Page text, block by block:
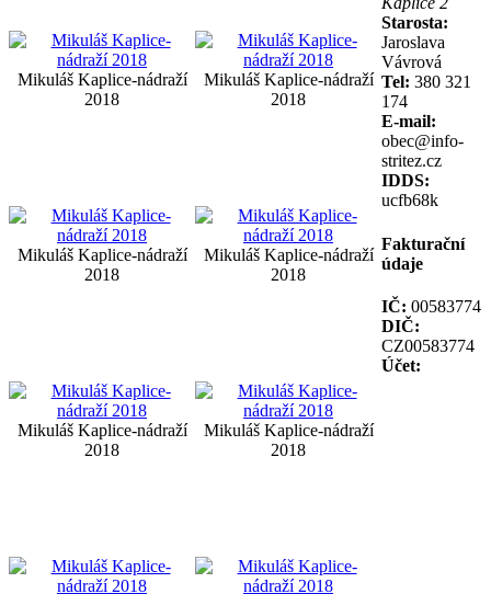
Mikuláš Kaplice-nádraží
2018
Mikuláš Kaplice-nádraží
2018
Mikuláš Kaplice-nádraží
2018
Mikuláš Kaplice-nádraží
2018
Mikuláš Kaplice-nádraží
2018
Mikuláš Kaplice-nádraží
2018
Starosta:
Jaroslava
Vávrová
Tel: 380 321
174
E-mail:
obec@info-
stritez.cz
IDDS:
ucfb68k
Fakturační
údaje
IČ: 00583774
DIČ:
CZ00583774
Účet: